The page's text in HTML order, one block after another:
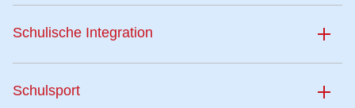
Schulische Integration
Schulsport